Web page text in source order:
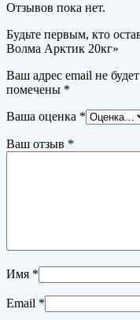
Отзывов пока нет.
Будьте первым, кто
Волма Арктик 20кг»
Ваш адрес email не
помечены *
Ваша оценка *
Ваш отзыв *
Имя *
Email *